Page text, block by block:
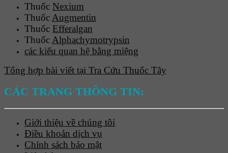
Thuốc Nexium
Thuốc Augmentin
Thuốc Efferalgan
Thuốc Alphachymotrypsin
các kiểu quan hệ bằng miệng
Tổng hợp bài viết tại Tra Cứu Thuốc Tây
CÁC TRANG THÔNG TIN:
Giới thiệu về chúng tôi
Điều khoản dịch vụ
Chính sách bảo mật